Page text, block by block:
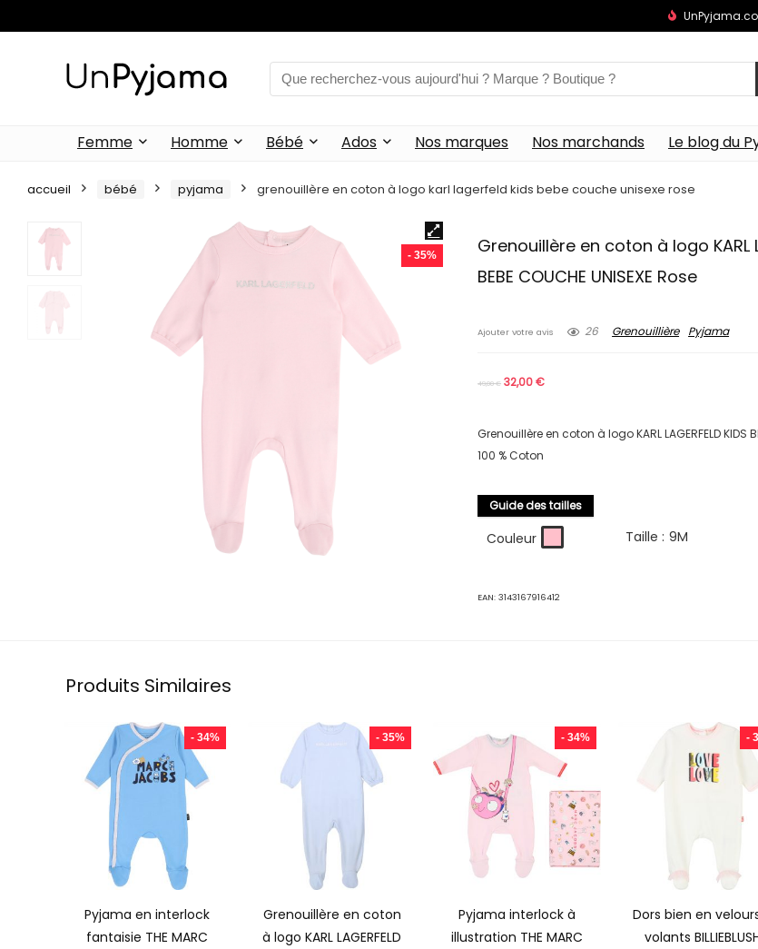
Femme Homme Bébé Ados Nos marques Nos marchands Le blog du
accueil bébé pyjama grenouillère en coton à logo karl lagerfeld kids bebe couche unisexe rose
- 35%
Grenouillère en coton à logo KARL
BEBE COUCHE UNISEXE Rose
Ajouter votre avis 26 Grenouillière Pyjama
49,00€ 32,00€
Grenouillère en coton à logo KARL LAGERFELD KIDS
100 % Coton
Guide des tailles
Couleur Taille : 9M
EAN:3143167916412
Produits Similaires
- 34%
Pyjama en interlock
fantaisie THE MARC
- 35%
Grenouillère en coton
à logo KARL LAGERFELD
- 34%
Pyjama interlock à
illustration THE MARC
-
Dors bien en
volants